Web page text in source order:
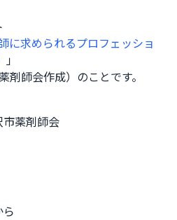
に求められるプロフェッショ
」
剤師会作成）のことです。
薬剤師会
ら